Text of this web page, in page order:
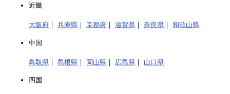
近畿
大阪府 ｜兵庫県 ｜京都府 ｜滋賀県 ｜奈良県 ｜和歌山県
中国
鳥取県 ｜島根県 ｜ 岡山県 ｜ 広島県 ｜ 山口県
四国